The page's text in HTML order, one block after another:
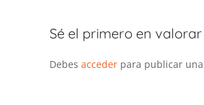
Sé el primero en valorar
Debes acceder para publicar